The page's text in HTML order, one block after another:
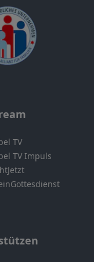
TV
TV Impuls